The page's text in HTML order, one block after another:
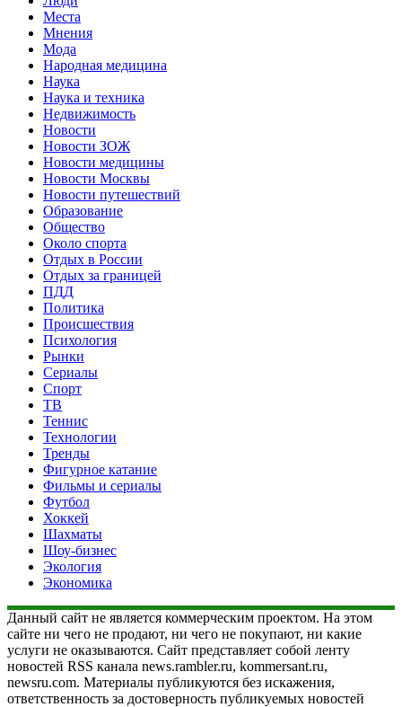
Места
Мнения
Мода
Народная медицина
Наука
Наука и техника
Недвижимость
Новости
Новости ЗОЖ
Новости медицины
Новости Москвы
Новости путешествий
Образование
Общество
Около спорта
Отдых в России
Отдых за границей
ПДД
Политика
Происшествия
Психология
Рынки
Сериалы
Спорт
ТВ
Теннис
Технологии
Тренды
Фигурное катание
Фильмы и сериалы
Футбол
Хоккей
Шахматы
Шоу-бизнес
Экология
Экономика
Данный сайт не является коммерческим проектом. На этом
сайте ни чего не продают, ни чего не покупают, ни какие
услуги не оказываются. Сайт представляет собой ленту
новостей RSS канала news.rambler.ru, kommersant.ru,
newsru.com. Материалы публикуются без искажения,
ответственность за достоверность публикуемых новостей